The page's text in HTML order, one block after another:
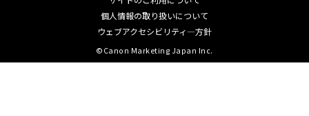
個人情報の取り扱いについて
ウェブアクセシビリティ―方針
©Canon Marketing Japan Inc.